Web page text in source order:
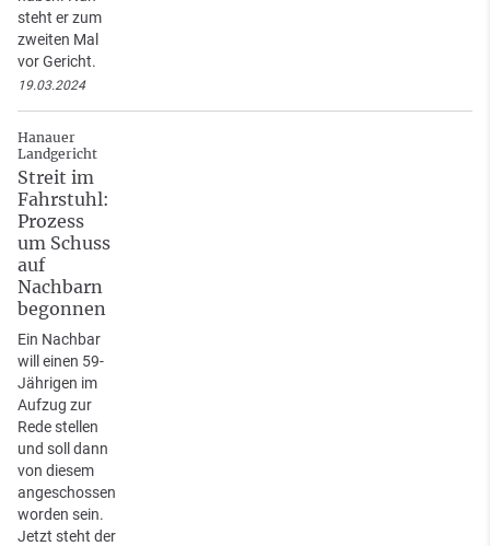
steht er zum
zweiten Mal
vor Gericht.
19.03.2024
Hanauer
Landgericht
Streit im
Fahrstuhl:
Prozess
um Schuss
auf
Nachbarn
begonnen
Ein Nachbar
will einen 59-
Jährigen im
Aufzug zur
Rede stellen
und soll dann
von diesem
angeschossen
worden sein.
Jetzt steht der